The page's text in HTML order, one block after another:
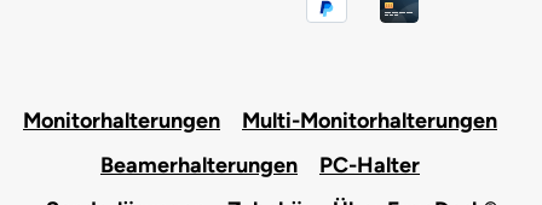
Monitorhalterungen
Multi-Monitorhalterungen
Beamerhalterungen
PC-Halter